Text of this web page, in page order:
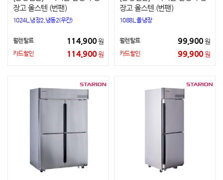
장고 올스텐 (번팬)
1024L,냉장2,냉동2(우칸)
월렌탈료 114,900원
카드할인 114,900원
장고 올스텐 (번팬)
1088L,올냉장
월렌탈료 99,900원
카드할인 99,900원